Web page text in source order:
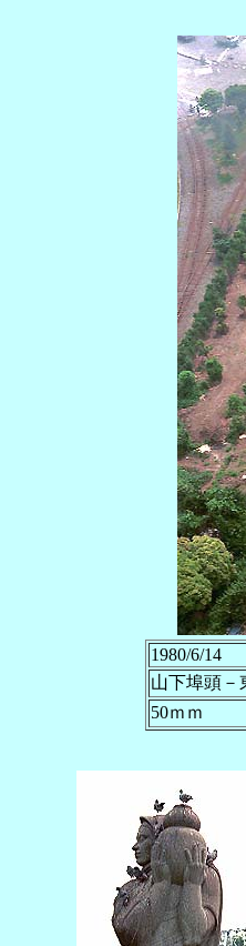
1980/6/14
山下埠頭－
50ｍｍ